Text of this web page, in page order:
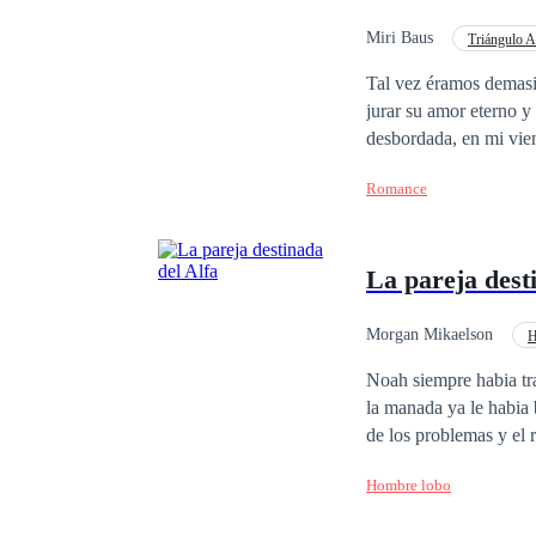
con la persona equivocada. Kasper Allangerd tiene todo, pero lo que él no sabía es que
Miri Baus Triángulo
Tal vez éramos
jurar su amor eterno y yo descubría, que no
desbordada, en mi
al hombre que jamás
montamos con Andy,
Romance
La pareja
Morgan Mikaelson
Noah siempre habia
la manada ya le
de los problemas y el
decidió que era hora
Hombre lobo